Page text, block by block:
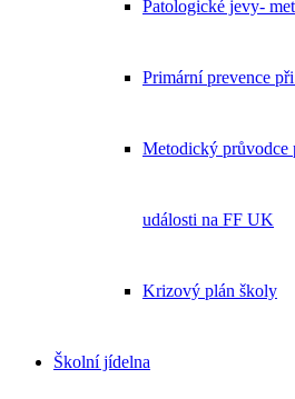
Patologické jevy-
Primární prevence
Metodický průvodce
události na FF UK
Krizový plán školy
Školní jídelna